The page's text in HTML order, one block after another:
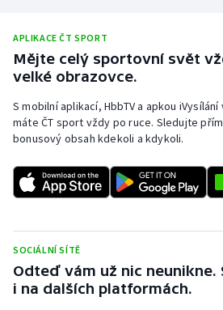
APLIKACE ČT SPORT
Mějte celý sportovní svět
velké obrazovce.
S mobilní aplikací, HbbTV a apkou
máte ČT sport vždy po ruce. Sledujte
bonusový obsah kdekoli a kdykoli.
SOCIÁLNÍ SÍTĚ
Odteď vám už nic neunikne.
i na dalších platformách.